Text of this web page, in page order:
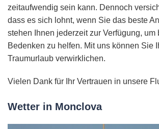
zeitaufwendig sein kann. Dennoch
dass es sich lohnt, wenn Sie das beste
stehen Ihnen jederzeit zur Verfügung, um
Bedenken zu helfen. Mit uns können Sie
Traumurlaub verwirklichen.
Vielen Dank für Ihr Vertrauen in unsere
Wetter in Monclova